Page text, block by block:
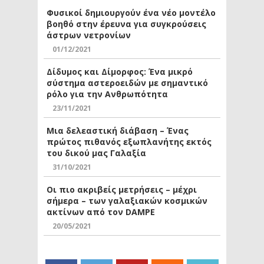
Φυσικοί δημιουργούν ένα νέο μοντέλο
βοηθό στην έρευνα για συγκρούσεις
άστρων νετρονίων
01/12/2021
Δίδυμος και Δίμορφος: Ένα μικρό
σύστημα αστεροειδών με σημαντικό
ρόλο για την Ανθρωπότητα
23/11/2021
Μια δελεαστική διάβαση – Ένας
πρώτος πιθανός εξωπλανήτης εκτός
του δικού μας Γαλαξία
31/10/2021
Οι πιο ακριβείς μετρήσεις – μέχρι
σήμερα – των γαλαξιακών κοσμικών
ακτίνων από τον DAMPE
20/05/2021